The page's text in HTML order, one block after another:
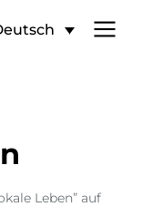
Leben” auf